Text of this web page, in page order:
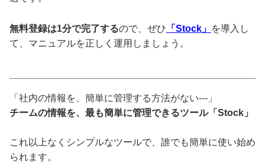
無料登録は1分で完了するので、ぜひ 「Stock」 を導入し
て、マニュアルを正しく運用しましょう。
「社内の情報を、簡単に管理する方法がない---」
チームの情報を、最も簡単に管理できるツール「Stock」
これ以上なくシンプルなツールで、誰でも簡単に使い始め
られます。